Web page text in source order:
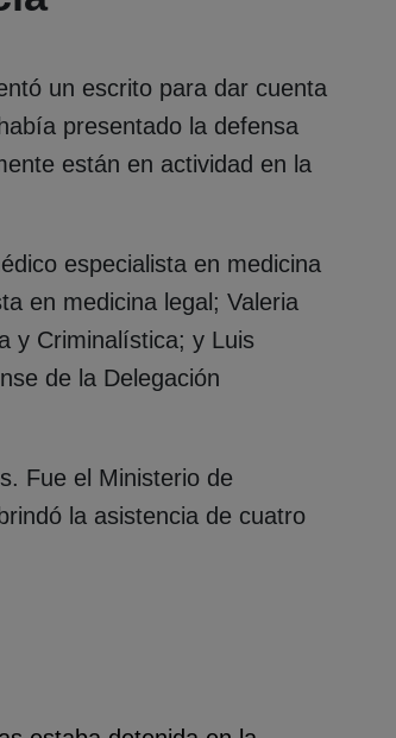
un escrito para dar cuenta
presentado la defensa
están en actividad en la
especialista en medicina
en medicina legal; Valeria
y Criminalística; y Luis
de la Delegación
Fue el Ministerio de
la asistencia de cuatro